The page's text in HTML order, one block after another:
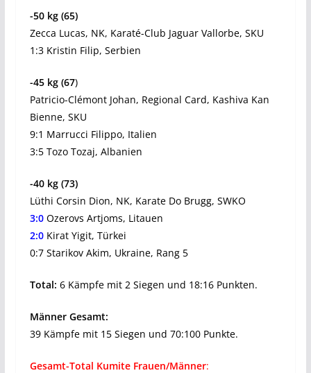
-50 kg (65)
Zecca Lucas, NK, Karaté-Club Jaguar Vallorbe, SKU
1:3 Kristin Filip, Serbien
-45 kg (67)
Patricio-Clémont Johan, Regional Card, Kashiva Kan
Bienne, SKU
9:1 Marrucci Filippo, Italien
3:5 Tozo Tozaj, Albanien
-40 kg (73)
Lüthi Corsin Dion, NK, Karate Do Brugg, SWKO
3:0 Ozerovs Artjoms, Litauen
2:0 Kirat Yigit, Türkei
0:7 Starikov Akim, Ukraine, Rang 5
Total: 6 Kämpfe mit 2 Siegen und 18:16 Punkten.
Männer Gesamt:
39 Kämpfe mit 15 Siegen und 70:100 Punkte.
Gesamt-Total Kumite Frauen/Männer: